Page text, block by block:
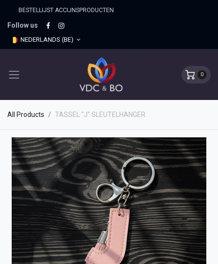
BESTELLIJST ACCIJNSPRO​DUCTEN
Follow us
NEDERLANDS (BE)
0
All Products TASSEL "J" SLEUTELHANGER